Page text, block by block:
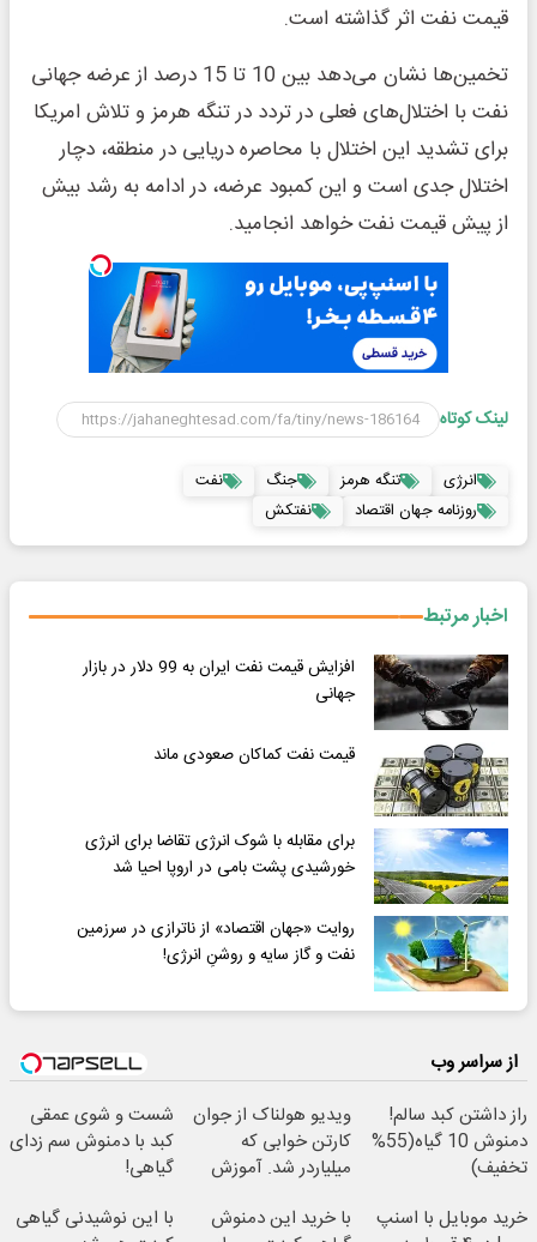
قیمت نفت اثر گذاشته است.
تخمین‌ها نشان می‌دهد بین 10 تا 15 درصد از عرضه جهانی
نفت با اختلال‌های فعلی در تردد در تنگه هرمز و تلاش امریکا
برای تشدید این اختلال با محاصره دریایی در منطقه، دچار
اختلال جدی است و این کمبود عرضه، در ادامه به رشد بیش
از پیش قیمت نفت خواهد انجامید.
لینک کوتاه
انرژی تنگه هرمز جنگ
نفت
روزنامه جهان اقتصاد
نفتکش
اخبار مرتبط
افزایش قیمت نفت ایران به 99 دلار در بازار
جهانی
قیمت نفت کماکان صعودی ماند
برای مقابله با شوک انرژی تقاضا برای انرژی
خورشیدی پشت بامی در اروپا احیا شد
روایت «جهان اقتصاد» از ناترازی در سرزمین
نفت و گاز سایه و روشنِ انرژی!
از سراسر وب
راز داشتن کبد سالم!
دمنوش 10 گیاه(55%
تخفیف)
ویدیو هولناک از جوان
کارتن خوابی که
میلیاردر شد. آموزش
شست و شوی عمقی
کبد با دمنوش سم زدای
گیاهی!
خرید موبایل با اسنپ
با خرید این دمنوش
با این نوشیدنی گیاهی